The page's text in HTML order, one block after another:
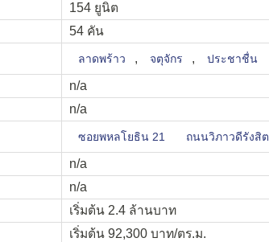
154 ยูนิต
54 คัน
ลาดพร้าว , จตุจักร , ประชาชื่น
n/a
n/a
ซอยพหลโยธิน 21 ถนนวิภาวดีรังสิต
n/a
n/a
เริ่มต้น 2.4 ล้านบาท
เริ่มต้น 92,300 บาท/ตร.ม.